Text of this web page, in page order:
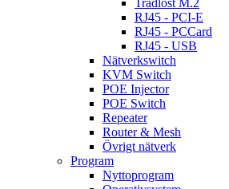
Trådlöst M.2
RJ45 - PCI-E
RJ45 - PCCard
RJ45 - USB
Nätverkswitch
KVM Switch
POE Injector
POE Switch
Repeater
Router & Mesh
Övrigt nätverk
Program
Nyttoprogram